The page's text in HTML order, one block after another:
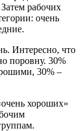
рабочих
очень
Интересно, что
поровну. 30%
30% –
хороших»